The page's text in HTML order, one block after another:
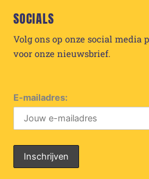
SOCIALS
Volg ons op onze social
voor onze nieuwsbrief.
E-mailadres: